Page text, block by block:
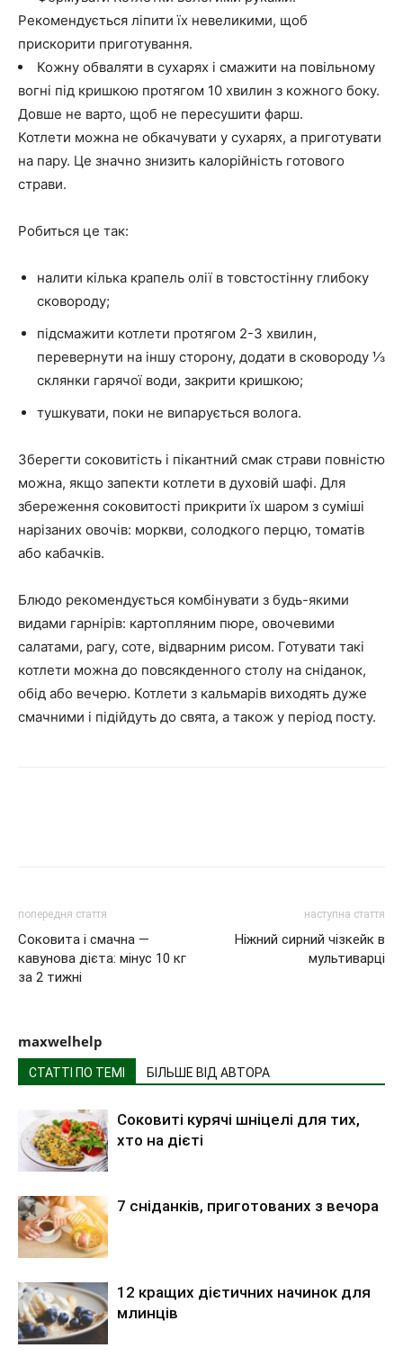
Рекомендується ліпити їх невеликими, щоб
прискорити приготування.
Кожну обваляти в сухарях і смажити на повільному
вогні під кришкою протягом 10 хвилин з кожного боку.
Довше не варто, щоб не пересушити фарш.
Котлети можна не обкачувати у сухарях, а приготувати
на пару. Це значно знизить калорійність готового
страви.
Робиться це так:
налити кілька крапель олії в товстостінну глибоку
сковороду;
підсмажити котлети протягом 2-3 хвилин,
перевернути на іншу сторону, додати в сковороду ⅓
склянки гарячої води, закрити кришкою;
тушкувати, поки не випарується волога.
Зберегти соковитість і пікантний смак страви повністю
можна, якщо запекти котлети в духовій шафі. Для
збереження соковитості прикрити їх шаром з суміші
нарізаних овочів: моркви, солодкого перцю, томатів
або кабачків.
Блюдо рекомендується комбінувати з будь-якими
видами гарнірів: картопляним пюре, овочевими
салатами, рагу, соте, відварним рисом. Готувати такі
котлети можна до повсякденного столу на сніданок,
обід або вечерю. Котлети з кальмарів виходять дуже
смачними і підійдуть до свята, а також у період посту.
попередня стаття
Соковита і смачна —
кавунова дієта: мінус 10 кг
за 2 тижні
наступна стаття
Ніжний сирний чізкейк в
мультиварці
maxwelhelp
СТАТТІ ПО ТЕМІ БІЛЬШЕ ВІД АВТОРА
Соковиті курячі шніцелі для тих,
хто на дієті
7 сніданків, приготованих з вечора
12 кращих дієтичних начинок для
млинців